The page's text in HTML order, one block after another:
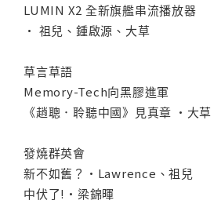
LUMIN X2 全新旗艦串流播放器
• 祖兒、鍾啟源、大草
草言草語
Memory-Tech向黑膠進軍
《趙聰．聆聽中國》見真章 •大草
發燒群英會
新不如舊？•Lawrence、祖兒
中伏了!•梁錦暉